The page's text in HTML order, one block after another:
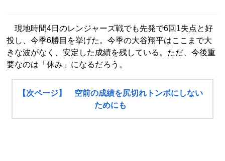
現地時間4日のレンジャーズ戦でも先発で6回1失点と好
投し、今季6勝目を挙げた。今季の大谷翔平はここまで大
きな波がなく、安定した成績を残している。ただ、今後重
要なのは「休み」になるだろう。
【次ページ】 空前の成績を尻切れトンボにしない
ためにも